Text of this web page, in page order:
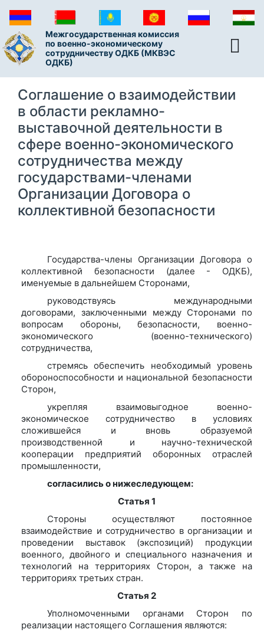
Межгосударственная комиссия
по военно-экономическому
сотрудничеству ОДКБ (МКВЭС
ОДКБ)
Соглашение о взаимодействии
в области рекламно-
выставочной деятельности в
сфере военно-экономического
сотрудничества между
государствами-членами
Организации Договора о
коллективной безопасности
Государства-члены Организации Договора о
коллективной безопасности (далее - ОДКБ),
именуемые в дальнейшем Сторонами,
руководствуясь международными
договорами, заключенными между Сторонами по
вопросам обороны, безопасности, военно-
экономического (военно-технического)
сотрудничества,
стремясь обеспечить необходимый уровень
обороноспособности и национальной безопасности
Сторон,
укрепляя взаимовыгодное военно-
экономическое сотрудничество в условиях
сложившейся и вновь образуемой
производственной и научно-технической
кооперации предприятий оборонных отраслей
промышленности,
согласились о нижеследующем:
Статья 1
Стороны осуществляют постоянное
взаимодействие и сотрудничество в организации и
проведении выставок (экспозиций) продукции
военного, двойного и специального назначения и
технологий на территориях Сторон, а также на
территориях третьих стран.
Статья 2
Уполномоченными органами Сторон по
реализации настоящего Соглашения являются: